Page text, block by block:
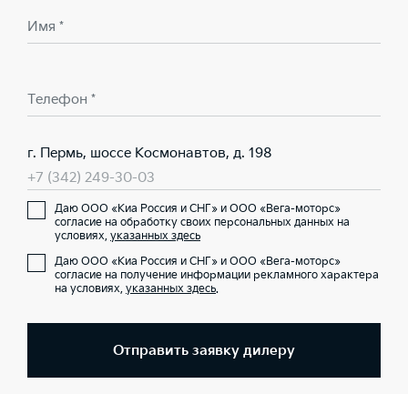
Имя *
Телефон *
г. Пермь, шоссе Космонавтов, д. 198
+7 (342) 249-30-03
Даю ООО «Киа Россия и СНГ» и ООО «Вега-моторс»
согласие на обработку своих персональных данных на
условиях, указанных здесь
Даю ООО «Киа Россия и СНГ» и ООО «Вега-моторс»
согласие на получение информации рекламного характера
на условиях, указанных здесь.
Отправить заявку дилеру